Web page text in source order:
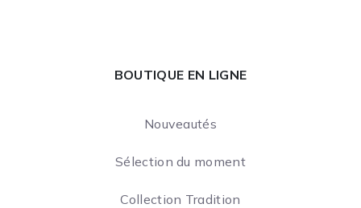
BOUTIQUE EN LIGNE
Nouveautés
Sélection du moment
Collection Tradition